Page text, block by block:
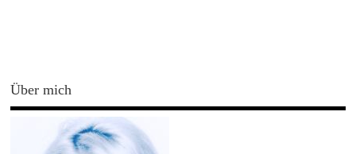
Über mich